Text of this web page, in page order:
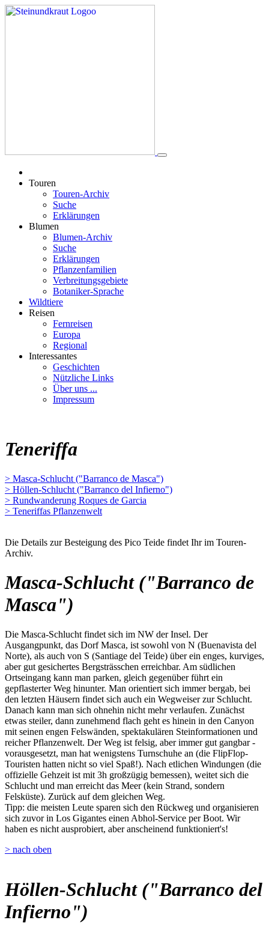
Touren
Touren-Archiv
Suche
Erklärungen
Blumen
Blumen-Archiv
Suche
Erklärungen
Pflanzenfamilien
Verbreitungsgebiete
Botaniker-Sprache
Wildtiere
Reisen
Fernreisen
Europa
Regional
Interessantes
Geschichten
Nützliche Links
Über uns ...
Impressum
Teneriffa
> Masca-Schlucht ("Barranco de Masca")
> Höllen-Schlucht ("Barranco del Infierno")
> Rundwanderung Roques de Garcia
> Teneriffas Pflanzenwelt
Die Details zur Besteigung des Pico Teide findet Ihr im Touren-
Archiv.
Masca-Schlucht ("Barranco de
Masca")
Die Masca-Schlucht findet sich im NW der Insel. Der
Ausgangpunkt, das Dorf Masca, ist sowohl von N (Buenavista del
Norte), als auch von S (Santiage del Teide) über ein enges, kurviges,
aber gut gesichertes Bergsträsschen erreichbar. Am südlichen
Ortseingang kann man parken, gleich gegenüber führt ein
gepflasterter Weg hinunter. Man orientiert sich immer bergab, bei
den letzten Häusern findet sich auch ein Wegweiser zur Schlucht.
Danach kann man sich ohnehin nicht mehr verlaufen. Zunächst
etwas steiler, dann zunehmend flach geht es hinein in den Canyon
mit seinen engen Felswänden, spektakulären Steinformationen und
reicher Pflanzenwelt. Der Weg ist felsig, aber immer gut gangbar -
vorausgesetzt, man hat wenigstens Turnschuhe an (die FlipFlop-
Touristen hatten nicht so viel Spaß!). Nach etlichen Windungen (die
offizielle Gehzeit ist mit 3h großzügig bemessen), weitet sich die
Schlucht und man erreicht das Meer (kein Strand, sondern
Felsküste). Zurück auf dem gleichen Weg.
Tipp: die meisten Leute sparen sich den Rückweg und organisieren
sich zuvor in Los Gigantes einen Abhol-Service per Boot. Wir
haben es nicht ausprobiert, aber anscheinend funktioniert's!
> nach oben
Höllen-Schlucht ("Barranco del
Infierno")